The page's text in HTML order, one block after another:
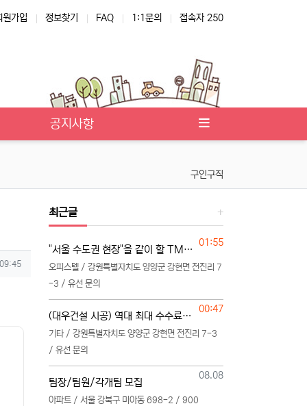
원가입 정보찾기 FAQ 1:1문의 접속자 250
공지사항
구인구직
최근글
등록일
01:55
"서울 수도권 현장"을 같이 할 TM 단독 단일 영업본부 팀 선착순 모집
오피스텔 / 강원특별자치도 양양군 강현면 전진리 7
-3 / 유선 문의
등록일
00:47
(대우건설 시공) 역대 최대 수수료 지급, 단독 단일 영업본부 선착순 모집
기타 / 강원특별자치도 양양군 강현면 전진리 7-3
/ 유선 문의
등록일
08.08
팀장/팀원/각개팀 모집
아파트 / 서울 강북구 미아동 698-2 / 900